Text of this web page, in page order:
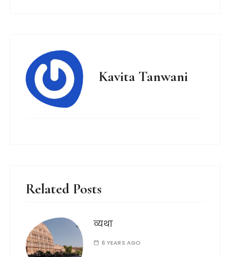
Kavita Tanwani
Related Posts
व्यथा
6 YEARS AGO